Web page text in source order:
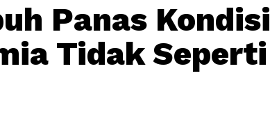
Panas Kondisi
Tidak Seperti